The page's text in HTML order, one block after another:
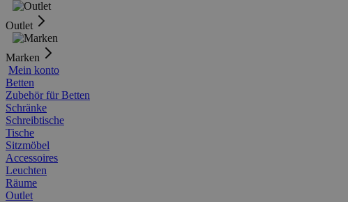
Outlet
Marken
Mein konto
Betten
Zubehör für Betten
Schränke
Schreibtische
Tische
Sitzmöbel
Accessoires
Leuchten
Räume
Outlet